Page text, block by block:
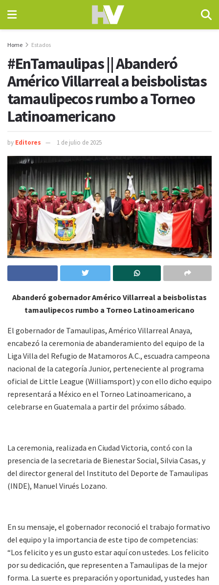
Home Estados
#EnTamaulipas || Abanderó
Américo Villarreal a beisbolistas
tamaulipecos rumbo a Torneo
Latinoamericano
by Editores 1 de julio de 2025
Abanderó gobernador Américo Villarreal a beisbolistas
tamaulipecos rumbo a Torneo Latinoamericano
El gobernador de Tamaulipas, Américo Villarreal Anaya,
encabezó la ceremonia de abanderamiento del equipo de la
Liga Villa del Refugio de Matamoros A.C., escuadra campeona
nacional de la categoría Junior, perteneciente al programa
oficial de Little League (Williamsport) y con ello dicho equipo
representará a México en el Torneo Latinoamericano, a
celebrarse en Guatemala a partir del próximo sábado.
La ceremonia, realizada en Ciudad Victoria, contó con la
presencia de la secretaria de Bienestar Social, Silvia Casas, y
del director general del Instituto del Deporte de Tamaulipas
(INDE), Manuel Virués Lozano.
En su mensaje, el gobernador reconoció el trabajo formativo
del equipo y la importancia de este tipo de competencias:
“Los felicito y es un gusto estar aquí con ustedes. Los felicito
por su dedicación, que representen a Tamaulipas de la mejor
forma. La suerte es preparación y oportunidad, y ustedes han